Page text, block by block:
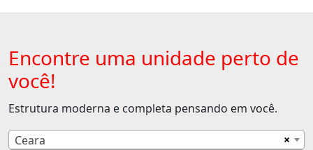
Encontre uma unidade perto de
você!
Estrutura moderna e completa pensando em você.
×
Ceara